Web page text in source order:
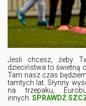
Jesli chcesz, żeby
dzieciństwa to świetną
Tam nasz czas
tamtych lat. Słynny
na trzepaku,
innych. SPRAWDŹ